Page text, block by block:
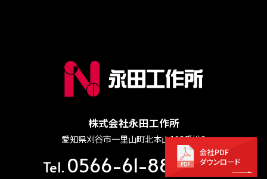
株式会社永⽥⼯作所
愛知県刈⾕市⼀⾥⼭町北本⼭108番地2
Tel. 0566-61-8882 (代表)